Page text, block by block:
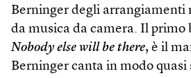
Berninger degli arrangiamenti
da musica da camera. Il primo
Nobody else will be there, è il
Berninger canta in modo quasi